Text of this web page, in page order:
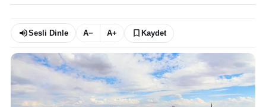
Sesli Dinle A− A+ Kaydet